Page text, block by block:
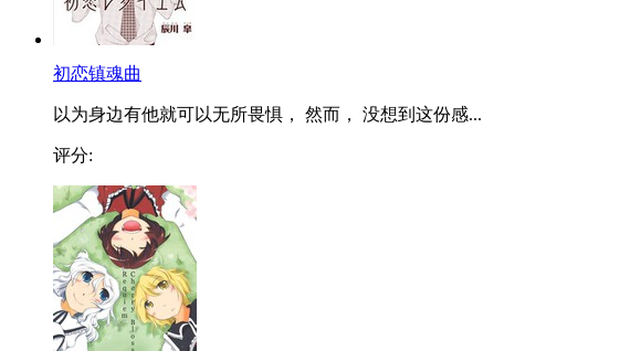
初恋镇魂曲
以为身边有他就可以无所畏惧， 然而， 没想到这份感...
评分: